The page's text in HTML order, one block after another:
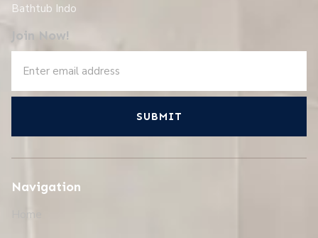
Bathtub Indo
Join Now!
SUBMIT
Navigation
Home